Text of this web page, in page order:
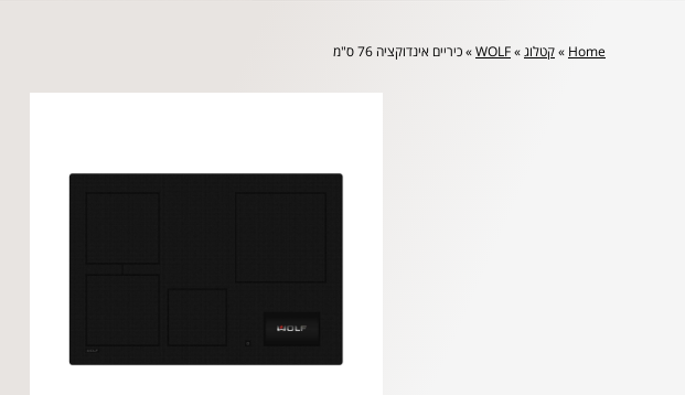
Home
»קטלוג»
WOLF
»כיריים אינדוקציה 76 ס"מ